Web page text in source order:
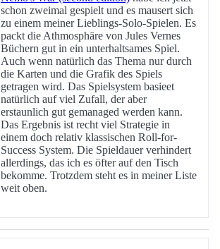
schon zweimal gespielt und es mausert sich
zu einem meiner Lieblings-Solo-Spielen. Es
packt die Athmosphäre von Jules Vernes
Büchern gut in ein unterhaltsames Spiel.
Auch wenn natürlich das Thema nur durch
die Karten und die Grafik des Spiels
getragen wird. Das Spielsystem basieet
natürlich auf viel Zufall, der aber
erstaunlich gut gemanaged werden kann.
Das Ergebnis ist recht viel Strategie in
einem doch relativ klassischen Roll-for-
Success System. Die Spieldauer verhindert
allerdings, das ich es öfter auf den Tisch
bekomme. Trotzdem steht es in meiner Liste
weit oben.